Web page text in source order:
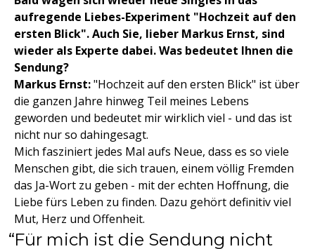
aufregende Liebes-Experiment "Hochzeit auf den
ersten Blick". Auch Sie, lieber Markus Ernst, sind
wieder als Experte dabei. Was bedeutet Ihnen die
Sendung?
Markus Ernst:"Hochzeit auf den ersten Blick" ist über
die ganzen Jahre hinweg Teil meines Lebens
geworden und bedeutet mir wirklich viel - und das ist
nicht nur so dahingesagt.
Mich fasziniert jedes Mal aufs Neue, dass es so viele
Menschen gibt, die sich trauen, einem völlig Fremden
das Ja-Wort zu geben - mit der echten Hoffnung, die
Liebe fürs Leben zu finden. Dazu gehört definitiv viel
Mut, Herz und Offenheit.
Für mich ist die Sendung nicht